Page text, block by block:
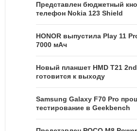
Представлен бюджетный
телефон Nokia 123 Shield
HONOR выпустила Play 11
7000 мАч
Новый планшет HMD T21
готовится к выходу
Samsung Galaxy F70 Pro
тестирование в Geekbench